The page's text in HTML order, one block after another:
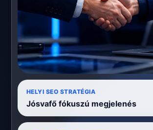
HELYI SEO STRATÉGIA
Jósvafő fókuszú megjelenés